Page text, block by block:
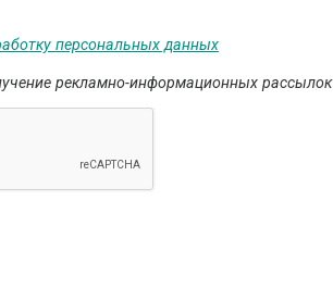
персональных данных
рекламно-информационных рассылок